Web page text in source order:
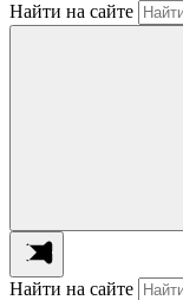
Найти на сайте
Найти на сайте